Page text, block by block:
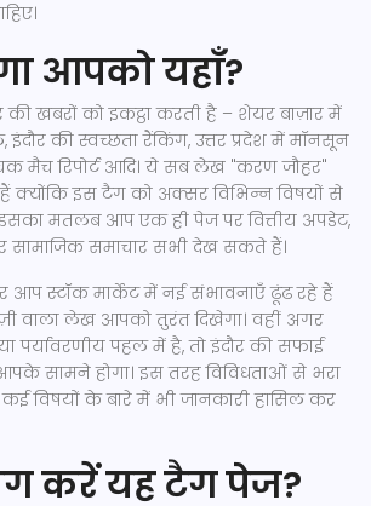
आपको यहाँ?
की खबरों को इकट्ठा करती है – शेयर बाज़ार में
इंदौर की स्वच्छता रैंकिंग, उत्तर प्रदेश में मॉनसून
मैच रिपोर्ट आदि। ये सब लेख "करण जौहर"
क्योंकि इस टैग को अक्सर विभिन्न विषयों से
इसका मतलब आप एक ही पेज पर वित्तीय अपडेट,
सामाजिक समाचार सभी देख सकते हैं।
आप स्टॉक मार्केट में नई संभावनाएँ ढूंढ रहे हैं
वाला लेख आपको तुरंत दिखेगा। वहीं अगर
पर्यावरणीय पहल में है, तो इंदौर की सफाई
सामने होगा। इस तरह विविधताओं से भरा
विषयों के बारे में भी जानकारी हासिल कर
करें यह टैग पेज?